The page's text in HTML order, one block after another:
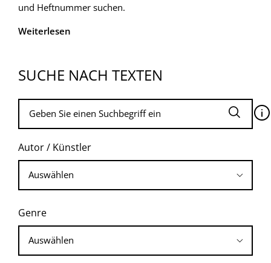
und Heftnummer suchen.
Weiterlesen
SUCHE NACH TEXTEN
🛈
Autor / Künstler
Genre